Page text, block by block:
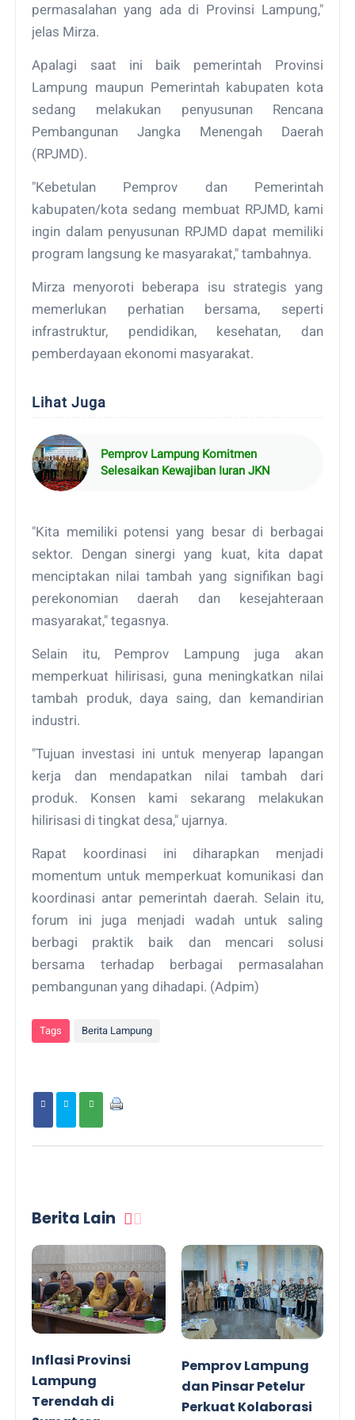
permasalahan yang ada di Provinsi Lampung,"
jelas Mirza.
Apalagi saat ini baik pemerintah Provinsi
Lampung maupun Pemerintah kabupaten kota
sedang melakukan penyusunan Rencana
Pembangunan Jangka Menengah Daerah
(RPJMD).
"Kebetulan Pemprov dan Pemerintah
kabupaten/kota sedang membuat RPJMD, kami
ingin dalam penyusunan RPJMD dapat memiliki
program langsung ke masyarakat," tambahnya.
Mirza menyoroti beberapa isu strategis yang
memerlukan perhatian bersama, seperti
infrastruktur, pendidikan, kesehatan, dan
pemberdayaan ekonomi masyarakat.
Lihat Juga
Pemprov Lampung Komitmen
Selesaikan Kewajiban Iuran JKN
"Kita memiliki potensi yang besar di berbagai
sektor. Dengan sinergi yang kuat, kita dapat
menciptakan nilai tambah yang signifikan bagi
perekonomian daerah dan kesejahteraan
masyarakat," tegasnya.
Selain itu, Pemprov Lampung juga akan
memperkuat hilirisasi, guna meningkatkan nilai
tambah produk, daya saing, dan kemandirian
industri.
"Tujuan investasi ini untuk menyerap lapangan
kerja dan mendapatkan nilai tambah dari
produk. Konsen kami sekarang melakukan
hilirisasi di tingkat desa," ujarnya.
Rapat koordinasi ini diharapkan menjadi
momentum untuk memperkuat komunikasi dan
koordinasi antar pemerintah daerah. Selain itu,
forum ini juga menjadi wadah untuk saling
berbagi praktik baik dan mencari solusi
bersama terhadap berbagai permasalahan
pembangunan yang dihadapi. (Adpim)
Tags Berita Lampung
Berita Lain
Inflasi Provinsi
Lampung
Terendah di
Pemprov Lampung
dan Pinsar Petelur
Perkuat Kolaborasi